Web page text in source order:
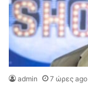
admin 7 ώρες ago